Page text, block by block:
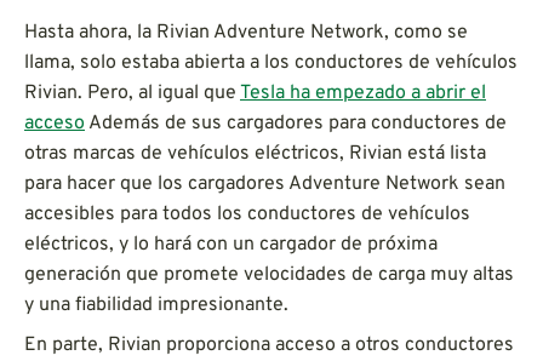
Hasta ahora, la Rivian Adventure Network, como se
llama, solo estaba abierta a los conductores de vehículos
Rivian. Pero, al igual que Tesla ha empezado a abrir el
acceso Además de sus cargadores para conductores de
otras marcas de vehículos eléctricos, Rivian está lista
para hacer que los cargadores Adventure Network sean
accesibles para todos los conductores de vehículos
eléctricos, y lo hará con un cargador de próxima
generación que promete velocidades de carga muy altas
y una fiabilidad impresionante.
En parte, Rivian proporciona acceso a otros conductores